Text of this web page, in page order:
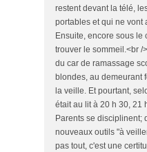
restent devant la télé,
portables et qui ne vont
Ensuite, encore sous le
trouver le sommeil.<br /
du car de ramassage
blondes, au demeurant
la veille. Et pourtant,
était au lit à 20 h 30, 21
Parents se disciplinent;
nouveaux outils "à
pas tout, c'est une